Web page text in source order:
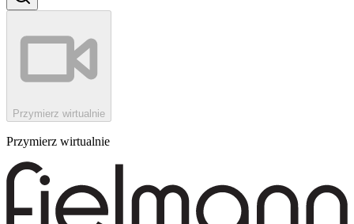
Przymierz wirtualnie
Przymierz wirtualnie